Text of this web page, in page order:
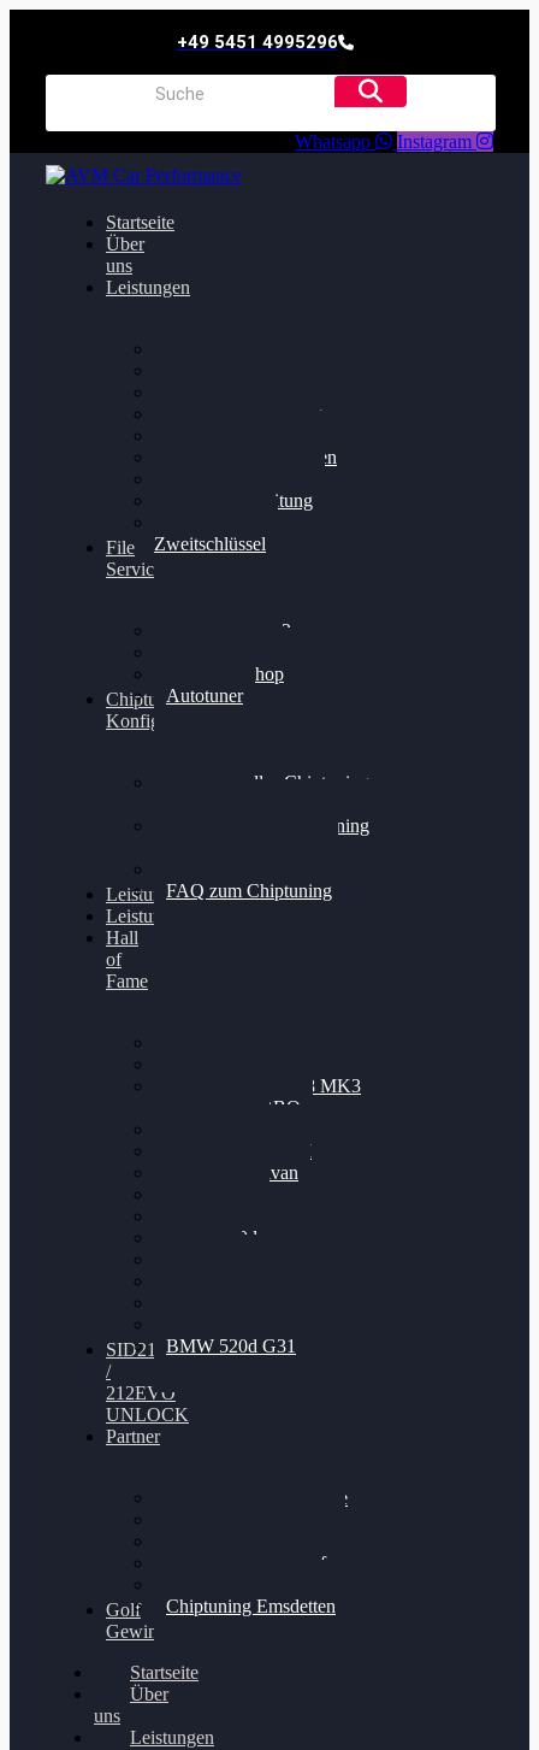
+49 5451 4995296
Whatsapp Instagram
Startseite
Über
uns
Leistungen
Getriebeoptimierung
Bremsscheiben planen
Felgenaufbereitung
Zweitschlüssel
File
Service
Alientech Kess3
Alientech Shop
Autotuner
Chiptuning
Konfigurator
Professionelles Chiptuning
Professionelles Chiptuning
FAQ zum Chiptuning
Leistungsmessung
Leistungsprüfstand
Hall
of
Fame
Nissan GT-R35 3.8 MK3
V6 TWINTURBO
VW Passat 2.0TDI
VW T6 Multivan
BMW 120d
BMW 520d G31
SID212
/
212EVO
UNLOCK
Partner
Bilgenroth Performance
Chiptuning Schüttorf
Chiptuning Emsdetten
Golf
Gewinnspiel
Startseite
Über
uns
Leistungen